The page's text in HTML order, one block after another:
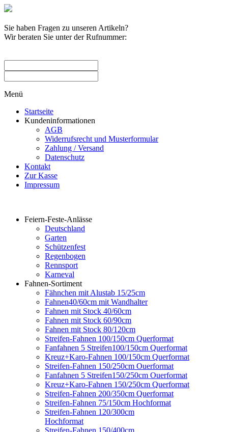
Sie haben Fragen zu unseren Artikeln?
Wir beraten Sie unter der Rufnummer:
Menü
Startseite
Kundeninformationen
AGB
Widerrufsrecht und Musterformular
Zahlung / Versand
Datenschutz
Kontakt
Zur Kasse
Impressum
Feiern-Feste-Anlässe
Deutschland
Garten
Schützenfest
Regenbogen
Rennsport
Karneval
Fahnen-Sortiment
Fähnchen mit Alustab 15/25cm
Fahnen40/60cm mit Wandhalter
Fahnen mit Stock 40/60cm
Fahnen mit Stock 60/90cm
Fahnen mit Stock 80/120cm
Streifen-Fahnen 100/150cm Querformat
Fanfahnen 5 Streifen100/150cm Querformat
Kreuz+Karo-Fahnen 100/150cm Querformat
Streifen-Fahnen 150/250cm Ouerformat
Fanfahnen 5 Streifen150/250cm Ouerformat
Kreuz+Karo-Fahnen 150/250cm Querformat
Streifen-Fahnen 200/350cm Querformat
Streifen-Fahnen 75/150cm Hochformat
Streifen-Fahnen 120/300cm
Hochformat
Streifen-Fahnen 150/400cm